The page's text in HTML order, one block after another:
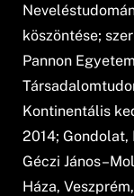
köszöntése;
Pannon
Kontinentális
2014; Gondolat,
Géczi
Háza,